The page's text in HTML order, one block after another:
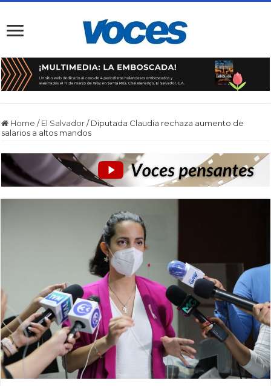
Home / El Salvador / Diputada Claudia rechaza aumento de
salarios a altos mandos